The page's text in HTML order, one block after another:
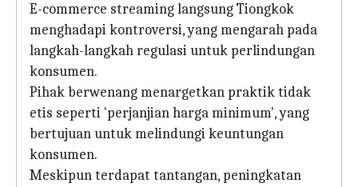
E-commerce streaming langsung Tiongkok
menghadapi kontroversi, yang mengarah pada
langkah-langkah regulasi untuk perlindungan
konsumen.
Pihak berwenang menargetkan praktik tidak
etis seperti 'perjanjian harga minimum', yang
bertujuan untuk melindungi keuntungan
konsumen.
Meskipun terdapat tantangan, peningkatan